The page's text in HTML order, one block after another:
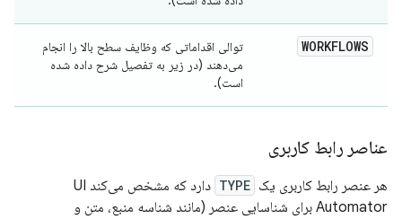
WORKFLOWS
توالی اقداماتی که وظایف سطح بالا را انجام
می‌دهند (در زیر به تفصیل شرح داده شده
است).
عناصر رابط کاربری
هر عنصر رابط کاربری یک TYPE
دارد که مشخص می‌کند UI
Automator برای شناسایی عنصر (مانند شناسه منبع، متن و